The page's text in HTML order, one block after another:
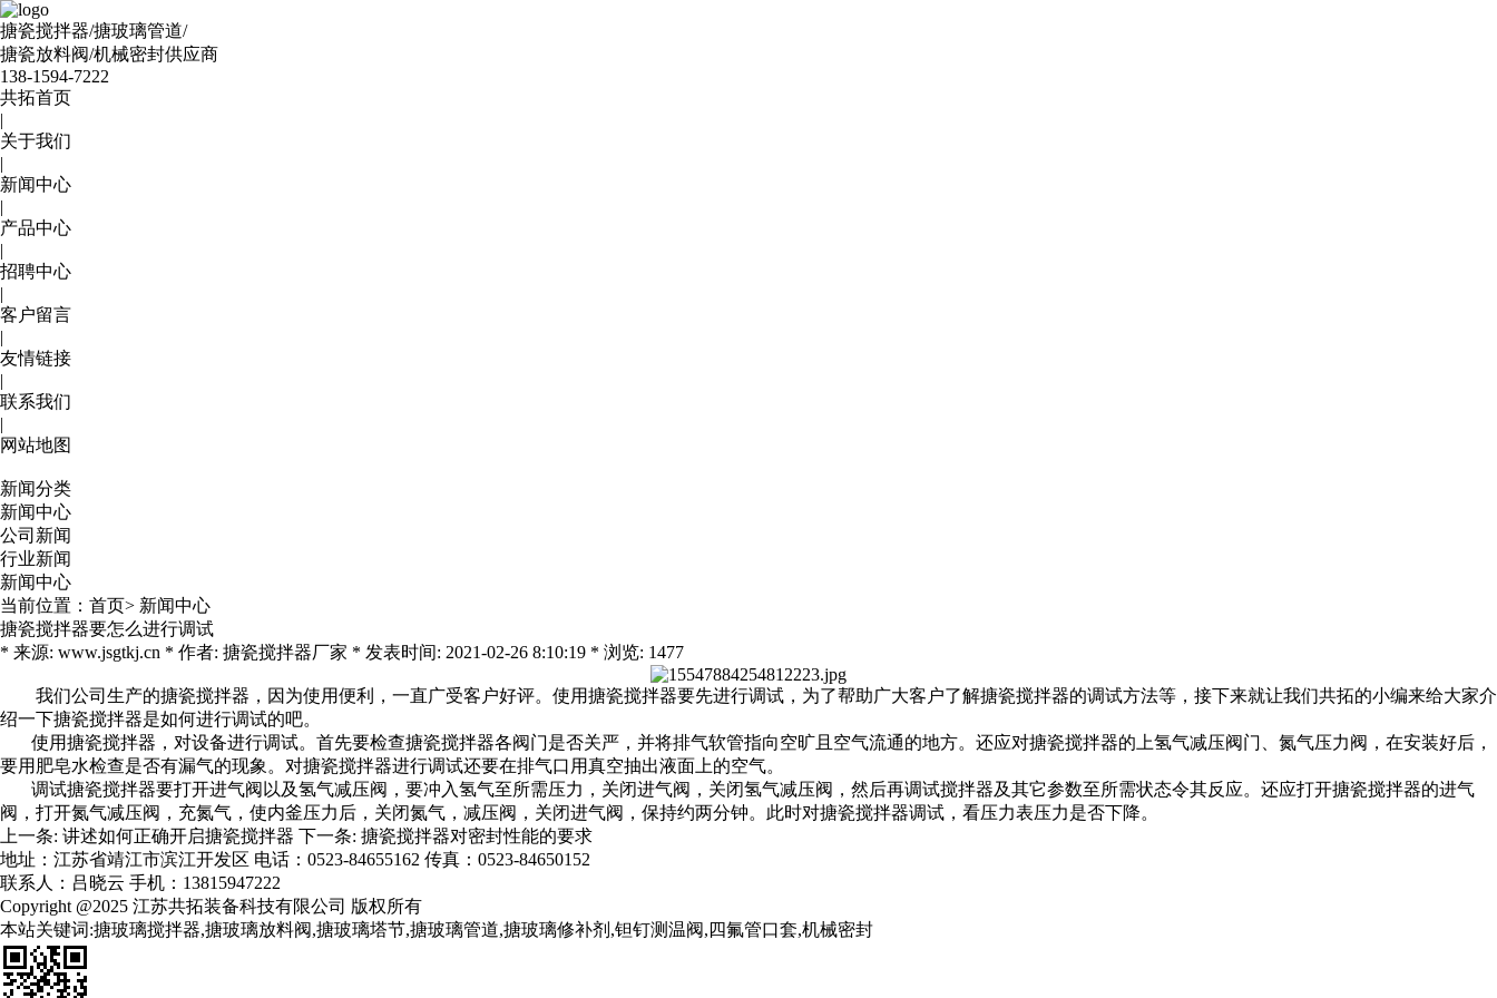
搪瓷搅拌器/搪玻璃管道/
搪瓷放料阀/机械密封供应商
138-1594-7222
共拓首页
|
关于我们
|
新闻中心
|
产品中心
|
招聘中心
|
客户留言
|
友情链接
|
联系我们
|
网站地图
新闻分类
新闻中心
公司新闻
行业新闻
新闻中心
当前位置： 首页> 新闻中心
搪瓷搅拌器要怎么进行调试
* 来源: www.jsgtkj.cn * 作者: 搪瓷搅拌器厂家 * 发表时间: 2021-02-26 8:10:19 * 浏览: 1477
我们公司生产的搪瓷搅拌器 ，因为使用便利，一直广受客户好评。使用搪瓷搅拌器要先进行调试，为了帮助广大客户了解搪瓷搅拌器的调试方法等，接下来就让我们共拓的小编来给大家介
绍一下搪瓷搅拌器是如何进行调试的吧。
使用搪瓷搅拌器，对设备进行调试。首先要检查搪瓷搅拌器各阀门是否关严，并将排气软管指向空旷且空气流通的地方。还应对搪瓷搅拌器的上氢气减压阀门、氮气压力阀，在安装好后，
要用肥皂水检查是否有漏气的现象。对搪瓷搅拌器进行调试还要在排气口用真空抽出液面上的空气。
调试搪瓷搅拌器要打开进气阀以及氢气减压阀，要冲入氢气至所需压力，关闭进气阀，关闭氢气减压阀，然后再调试搅拌器及其它参数至所需状态令其反应。还应打开搪瓷搅拌器的进气
阀，打开氮气减压阀，充氮气，使内釜压力后，关闭氮气，减压阀，关闭进气阀，保持约两分钟。此时对搪瓷搅拌器调试，看压力表压力是否下降。
上一条: 讲述如何正确开启搪瓷搅拌器 下一条: 搪瓷搅拌器对密封性能的要求
地址：江苏省靖江市滨江开发区 电话：0523-84655162 传真：0523-84650152
联系人：吕晓云 手机：13815947222
Copyright @2025 江苏共拓装备科技有限公司 版权所有
本站关键词:搪玻璃搅拌器,搪玻璃放料阀,搪玻璃塔节,搪玻璃管道,搪玻璃修补剂,钽钉测温阀,四氟管口套,机械密封